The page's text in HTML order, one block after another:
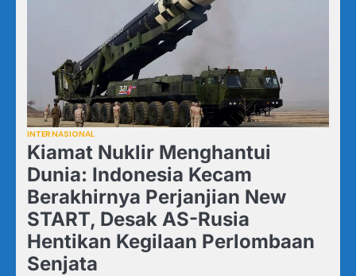
INTERNASIONAL
Kiamat Nuklir Menghantui
Dunia: Indonesia Kecam
Berakhirnya Perjanjian New
START, Desak AS-Rusia
Hentikan Kegilaan Perlombaan
Senjata